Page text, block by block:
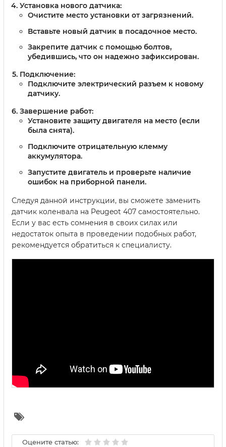
Установка нового датчика:
Очистите место установки от загрязнений.
Вставьте новый датчик в посадочное место.
Закрепите датчик с помощью болтов,
убедившись, что он надежно зафиксирован.
Подключение:
Подключите электрический разъем к новому
датчику.
Завершение работ:
Установите защиту двигателя на место (если
была снята).
Подключите отрицательную клемму
аккумулятора.
Запустите двигатель и проверьте наличие
ошибок на приборной панели.
Следуя данной инструкции, вы сможете заменить
датчик коленвала на Peugeot 407 самостоятельно.
Если у вас есть сомнения в своих силах или
недостаток опыта в проведении подобных работ,
рекомендуется обратиться к специалисту.
Оцените статью: